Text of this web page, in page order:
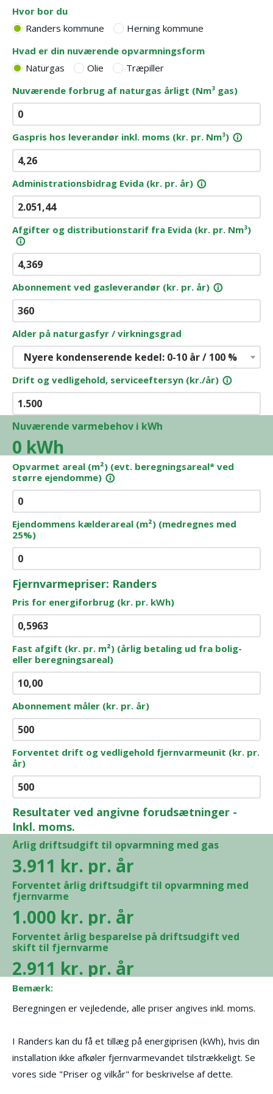
Hvor bor du
Randers kommune
Herning kommune
Hvad er din nuværende opvarmningsform
Naturgas
Olie
Træpiller
Nuværende forbrug af naturgas årligt (Nm³ gas)
Gaspris hos leverandør inkl. moms (kr. pr. Nm³) info_outline
Administrationsbidrag Evida (kr. pr. år) info_outline
Alder på naturgasfyr / virkningsgrad
Nyere kondenserende kedel: 0-10 år / 100 %
Drift og vedligehold, serviceeftersyn (kr./år) info_outline
Nuværende varmebehov i kWh
0 kWh
Opvarmet areal (m²) (evt. beregningsareal* ved
større ejendomme) info_outline
Ejendommens kælderareal (m²) (medregnes med
25%)
Fjernvarmepriser: Randers
Pris for energiforbrug (kr. pr. kWh)
Fast afgift (kr. pr. m²) (årlig betaling ud fra bolig-
eller beregningsareal)
Abonnement måler (kr. pr. år)
Forventet drift og vedligehold fjernvarmeunit (kr. pr.
år)
Resultater ved angivne forudsætninger -
Inkl. moms.
Årlig driftsudgift til opvarmning med gas
3.911 kr. pr. år
Forventet årlig driftsudgift til opvarmning med
fjernvarme
1.000 kr. pr. år
Forventet årlig besparelse på driftsudgift ved
skift til fjernvarme
2.911 kr. pr. år
Bemærk:
Beregningen er vejledende, alle priser angives inkl. moms.
I Randers kan du få et tillæg på energiprisen (kWh), hvis din
installation ikke afkøler fjernvarmevandet tilstrækkeligt. Se
vores side "Priser og vilkår" for beskrivelse af dette.
Abonnement ved gasleverandør (kr. pr. år) info_outline
Afgifter og distributionstarif fra Evida (kr. pr. Nm³)
info_outline